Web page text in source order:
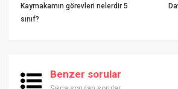
Kaymakamın görevleri nelerdir 5
sınıf?
Benzer sorular